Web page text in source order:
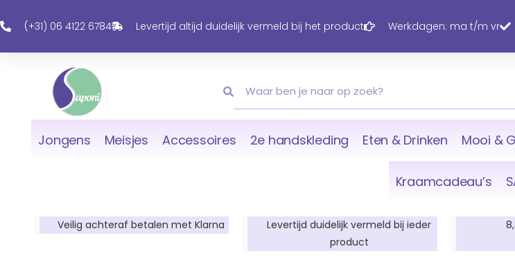
Naar
Inhoud
(+31) 06 4122 6784 Levertijd altijd duidelijk vermeld bij het product Werkdagen: ma t/m vr
Jongens Meisjes Accessoires 2e handskleding Eten & Drinken Mooi &
Kraamcadeau’s
Veilig achteraf betalen met Klarna
Levertijd duidelijk vermeld bij ieder
product